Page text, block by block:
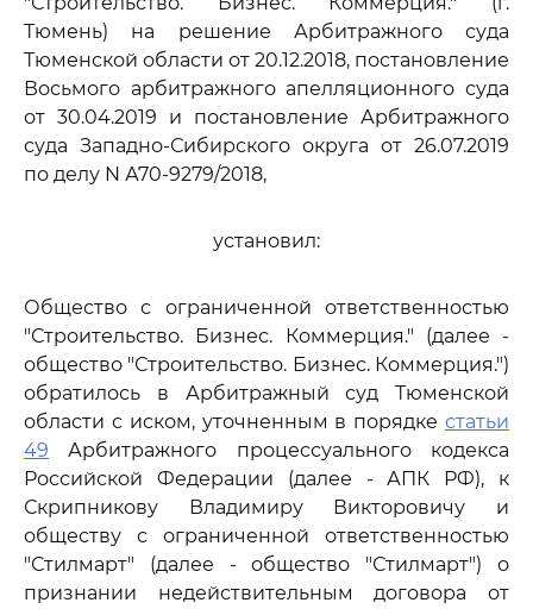
Тюмень) на решение Арбитражного суда
Тюменской области от 20.12.2018, постановление
Восьмого арбитражного апелляционного суда
от 30.04.2019 и постановление Арбитражного
суда Западно-Сибирского округа от 26.07.2019
по делу N А70-9279/2018,
установил:
Общество с ограниченной ответственностью
"Строительство. Бизнес. Коммерция." (далее -
общество "Строительство. Бизнес. Коммерция.")
обратилось в Арбитражный суд Тюменской
области с иском, уточненным в порядке статьи
49 Арбитражного процессуального кодекса
Российской Федерации (далее - АПК РФ), к
Скрипникову Владимиру Викторовичу и
обществу с ограниченной ответственностью
"Стилмарт" (далее - общество "Стилмарт") о
признании недействительным договора от